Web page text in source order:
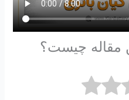
مقاله چیست؟